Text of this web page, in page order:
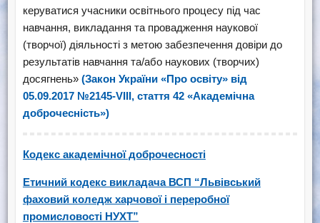
керуватися учасники освітнього процесу під час
навчання, викладання та провадження наукової
(творчої) діяльності з метою забезпечення довіри до
результатів навчання та/або наукових (творчих)
досягнень» (Закон України «Про освіту» від
05.09.2017 №2145-VIII, стаття 42 «Академічна
доброчесність»)
Кодекс академічної доброчесності
Етичний кодекс викладача ВСП “Львівський
фаховий коледж харчової і переробної
промисловості НУХТ”